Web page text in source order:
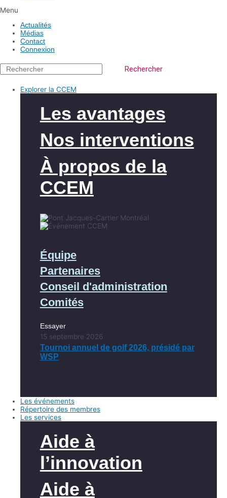
Menu
Actualités
Médias
Contact
Connexion
Rechercher
Explorer la CCEM
Les avantages
Nos interventions
À propos de la
CCEM
Équipe
Partenaires
Conseil d'administration
Comités
Essayer
15 septembre 2026
Tournoi annuel de golf 2026, présidé par
WSP
Les événements
Répertoire des membres
Les services
Aide à
l’innovation
Aide à